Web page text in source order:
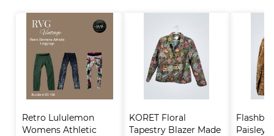
Retro Lululemon
Womens Athletic
KORET Floral
Tapestry Blazer Made
Paisley